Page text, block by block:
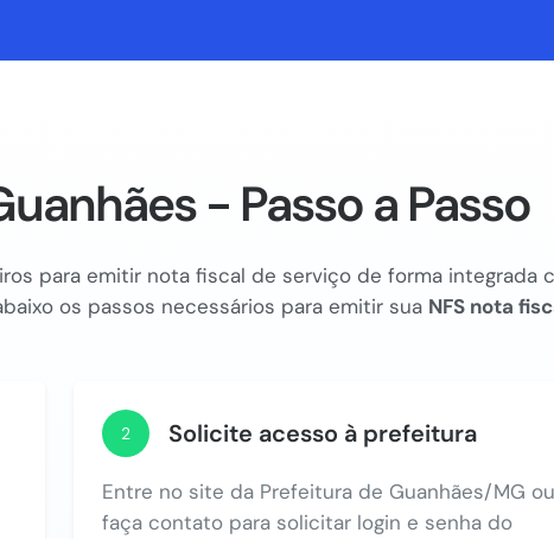
- Passo a Passo
para emitir nota fiscal de serviço de forma integrada
os passos necessários para emitir sua NFS nota
2 Solicite acesso à prefeitura
Entre no site da Prefeitura de Guanhães/MG ou
faça contato para solicitar login e senha do